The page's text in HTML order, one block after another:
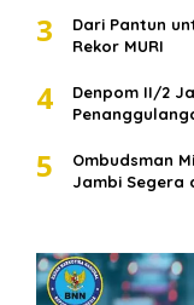
3
Dari Pantun
Rekor MURI
4
Denpom II/2
5
Ombudsman
Jambi Segera